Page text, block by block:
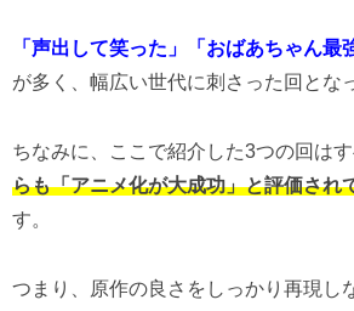
「声出して笑った」「おばあちゃん最
が多く、幅広い世代に刺さった回とな
ちなみに、ここで紹介した3つの回はす
らも「アニメ化が大成功」と評価され
す。
つまり、原作の良さをしっかり再現し